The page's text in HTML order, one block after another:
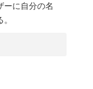
ーに自分の名